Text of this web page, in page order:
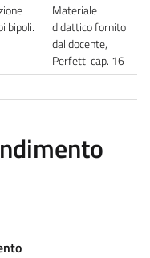
bipoli.
Materiale
didattico fornito
dal docente,
Perfetti cap. 16